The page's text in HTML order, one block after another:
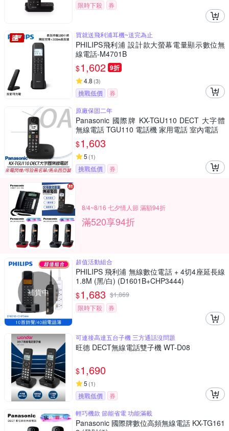
限時下殺 券
買就送飛利浦耳機~送完為止
PHILIPS飛利浦 設計款大螢幕電量顯示數位無
線電話-M4701B
$1,602 9折
4.8 (3)
挑戰低價
券
原廠保固二年
Panasonic 國際牌 KX-TGU110 DECT 大字體
無線電話 TGU110 電話機 家用電話 室內電話
$1,603
5 (1)
挑戰低價 券
8/4~8/16 七夕情人節 滿額94折
滿520享94折
補貨中
超值活動組合
PHILIPS 飛利浦 無線數位電話 + 4切4座延長線
1.8M (黑/白) (D1601B+CHP3444)
$1,683 $1,869
限時下殺
券
可連接高達五台子機 三方通話沒問題
旺德 DECT無線電話雙子機 WT-D08
$1,690
5 (1)
挑戰低價
券
輕巧機款 節能省電 功能滿載
Panasonic 國際牌數位高頻無線電話 KX-TG161